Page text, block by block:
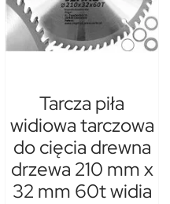
Tarcza piła
widiowa tarczowa
do cięcia drewna
drzewa 210 mm x
32 mm 60t widia